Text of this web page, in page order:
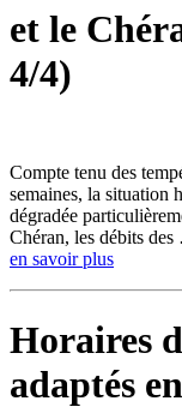
et le
4/4)
Compte tenu des
semaines, la situation
dégradée
Chéran, les débits
en savoir plus
Horaires
adaptés